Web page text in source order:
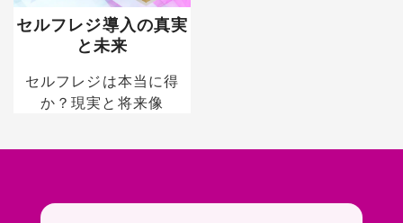
セルフレジ導入の真実
と未来
セルフレジは本当に得
か？現実と将来像